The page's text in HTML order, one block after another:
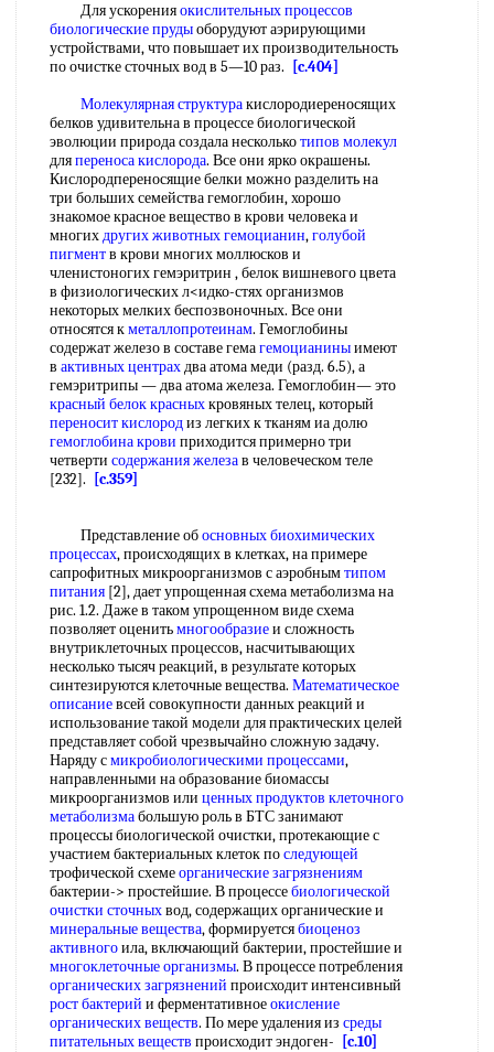
Для ускоренияокислительных процессов
биологические прудыоборудуют аэрирующими
устройствами, что повышает их производительность
по очистке сточных вод в 5—10 раз.
[c.404]
Молекулярная структуракислородиереносящих
белков удивительна в процессе биологической
эволюции природа создала несколькотипов молекул
дляпереноса кислорода. Все они ярко окрашены.
Кислородпереносящие белки можно разделить на
три больших семейства гемоглобин, хорошо
знакомое красное вещество в крови человека и
многихдругих животныхгемоцианин,голубой
пигментв крови многих моллюсков и
членистоногих гемэритрин , белок вишневого цвета
в физиологических л<идко-стях организмов
некоторых мелких беспозвоночных. Все они
относятся кметаллопротеинам. Гемоглобины
содержат железо в составе гемагемоцианиныимеют
в активных центрахдва атома меди (разд. 6.5), а
гемэритрипы — два атома железа. Гемоглобин— это
красный белок красныхкровяных телец, который
переносит кислородиз легких к тканям иа долю
гемоглобина крови приходится примерно три
четверти содержания железав человеческом теле
[232].
[c.359]
Представление обосновных биохимических
процессах, происходящих в клетках, на примере
сапрофитных микроорганизмов с аэробнымтипом
питания [2], дает упрощенная схема метаболизма на
рис. 1.2. Даже в таком упрощенном виде схема
позволяет оценитьмногообразиеи сложность
внутриклеточных процессов, насчитывающих
несколько тысяч реакций, в результате которых
синтезируются клеточные вещества. Математическое
описаниевсей совокупности данных реакций и
использование такой модели для практических целей
представляет собой чрезвычайно сложную задачу.
Наряду смикробиологическими процессами,
направленными на образование биомассы
микроорганизмов или ценных продуктов клеточного
метаболизмабольшую роль в БТС занимают
процессы биологической очистки, протекающие с
участием бактериальных клеток последующей
трофической схемеорганические загрязнениям
бактерии-> простейшие. В процессебиологической
очистки сточныхвод, содержащих органические и
минеральные вещества, формируетсябиоценоз
активногоила, включающий бактерии, простейшие и
многоклеточные организмы. В процессе потребления
органических загрязнений происходит интенсивный
рост бактерий и ферментативноеокисление
органических веществ. По мере удаления из среды
питательных веществ происходит эндоген-
[c.10]